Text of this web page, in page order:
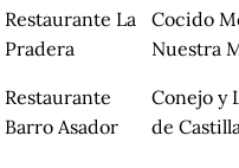
Restaurante La
Pradera
Cocido
Nuestra
Restaurante
Barro Asador
Conejo y
de